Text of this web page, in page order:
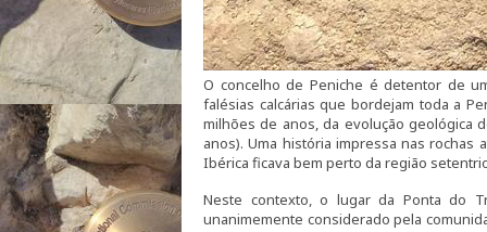
O concelho de Peniche é detentor de
falésias calcárias que bordejam toda a
milhões de anos, da evolução geológica
anos). Uma história impressa nas
Ibérica ficava bem perto da região
Neste contexto, o lugar da Ponta do
unanimemente considerado pela